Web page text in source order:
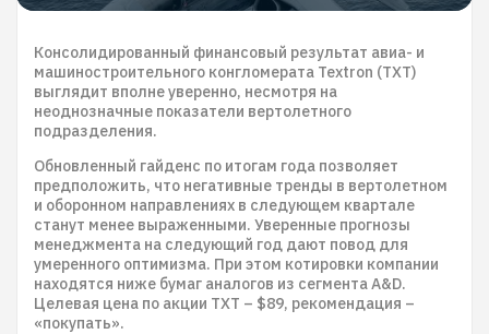
Консолидированный финансовый результат авиа- и
машиностроительного конгломерата Textron (TXT)
выглядит вполне уверенно, несмотря на
неоднозначные показатели вертолетного
подразделения.
Обновленный гайденс по итогам года позволяет
предположить, что негативные тренды в вертолетном
и оборонном направлениях в следующем квартале
станут менее выраженными. Уверенные прогнозы
менеджмента на следующий год дают повод для
умеренного оптимизма. При этом котировки компании
находятся ниже бумаг аналогов из сегмента A&D.
Целевая цена по акции TXT – $89, рекомендация –
«покупать».